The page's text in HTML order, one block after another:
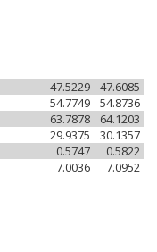
47.6085
47.5229
54.8736
54.7749
64.1203
63.7878
30.1357
29.9375
0.5822
0.5747
7.0952
7.0036